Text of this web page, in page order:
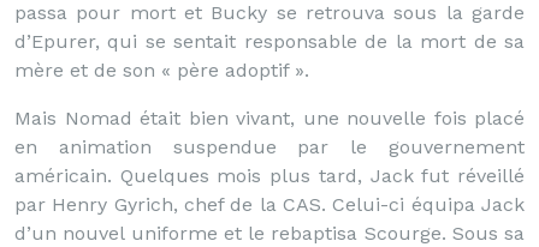
passa pour mort et Bucky se retrouva sous la garde
d’Epurer, qui se sentait responsable de la mort de sa
mère et de son « père adoptif ».
Mais Nomad était bien vivant, une nouvelle fois placé
en animation suspendue par le gouvernement
américain. Quelques mois plus tard, Jack fut réveillé
par Henry Gyrich, chef de la CAS. Celui-ci équipa Jack
d’un nouvel uniforme et le rebaptisa Scourge. Sous sa